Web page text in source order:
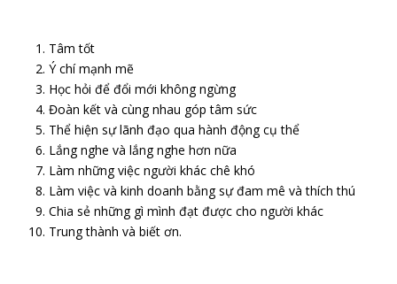
Tâm tốt
Ý chí mạnh mẽ
Học hỏi để đổi mới không ngừng
Đoàn kết và cùng nhau góp tâm sức
Thể hiện sự lãnh đạo qua hành động cụ thể
Lắng nghe và lắng nghe hơn nữa
Làm những việc người khác chê khó
Làm việc và kinh doanh bằng sự đam mê và thích thú
Chia sẻ những gì mình đạt được cho người khác
Trung thành và biết ơn.